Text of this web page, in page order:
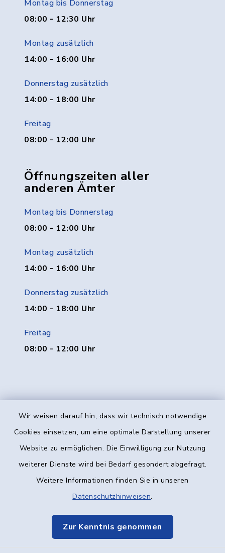
Wir weisen darauf hin, dass wir technisch notwendige
Cookies einsetzen, um eine optimale Darstellung unserer
Website zu ermöglichen. Die Einwilligung zur Nutzung
weiterer Dienste wird bei Bedarf gesondert abgefragt.
Weitere Informationen finden Sie in unseren
Datenschutzhinweisen.
Zur Kenntnis genommen
Montag bis Donnerstag
08:00 - 12:30 Uhr
Montag zusätzlich
14:00 - 16:00 Uhr
Donnerstag zusätzlich
14:00 - 18:00 Uhr
Freitag
08:00 - 12:00 Uhr
Öffnungszeiten aller
anderen Ämter
Montag bis Donnerstag
08:00 - 12:00 Uhr
Montag zusätzlich
14:00 - 16:00 Uhr
Donnerstag zusätzlich
14:00 - 18:00 Uhr
Freitag
08:00 - 12:00 Uhr
Kontakt
Datenschutz
Elektronische Kommunikation